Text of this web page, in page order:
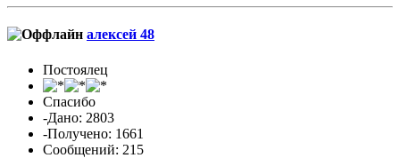
алексей 48
Постоялец
Спасибо
-Дано: 2803
-Получено: 1661
Сообщений: 215